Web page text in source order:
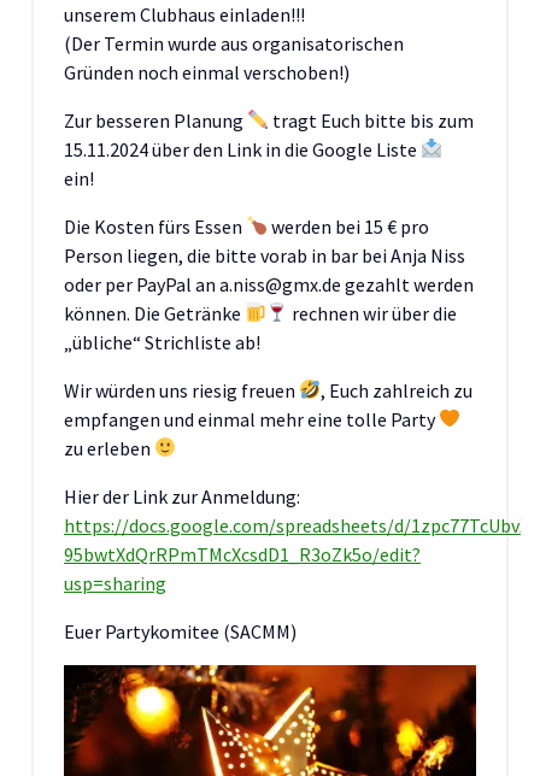
unserem Clubhaus einladen!!!
(Der Termin wurde aus organisatorischen
Gründen noch einmal verschoben!)
Zur besseren Planung
tragt Euch bitte bis zum
15.11.2024 über den Link in die Google Liste
ein!
Die Kosten fürs Essen
werden bei 15 € pro
Person liegen, die bitte vorab in bar bei Anja Niss
oder per PayPal an a.niss@gmx.de gezahlt werden
können. Die Getränke
rechnen wir über die
„übliche“ Strichliste ab!
Wir würden uns riesig freuen
, Euch zahlreich zu
empfangen und einmal mehr eine tolle Party
zu erleben
Hier der Link zur Anmeldung:
https://docs.google.com/spreadsheets/d/
95bwtXdQrRPmTMcXcsdD1_R3oZk5o/edit?
usp=sharing
Euer Partykomitee (SACMM)